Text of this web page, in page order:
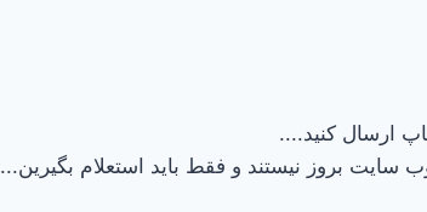
ارسال کنید....
سایت بروز نیستند و فقط باید استعلام بگیرین...